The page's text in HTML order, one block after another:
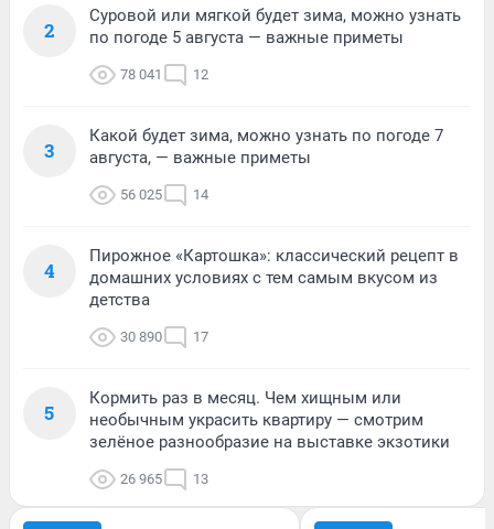
2
Суровой или мягкой будет зима, можно узнать
по погоде 5 августа — важные приметы
78 041 12
3
Какой будет зима, можно узнать по погоде 7
августа, — важные приметы
56 025 14
4
Пирожное «Картошка»: классический рецепт в
домашних условиях с тем самым вкусом из
детства
30 890 17
5
Кормить раз в месяц. Чем хищным или
необычным украсить квартиру — смотрим
зелёное разнообразие на выставке экзотики
26 965 13